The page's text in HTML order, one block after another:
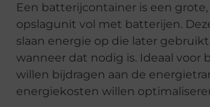
Een batterijcontainer is een
opslagunit vol met batterijen.
slaan energie op die later
wanneer dat nodig is. Ideaal voor
willen bijdragen aan de
energiekosten willen